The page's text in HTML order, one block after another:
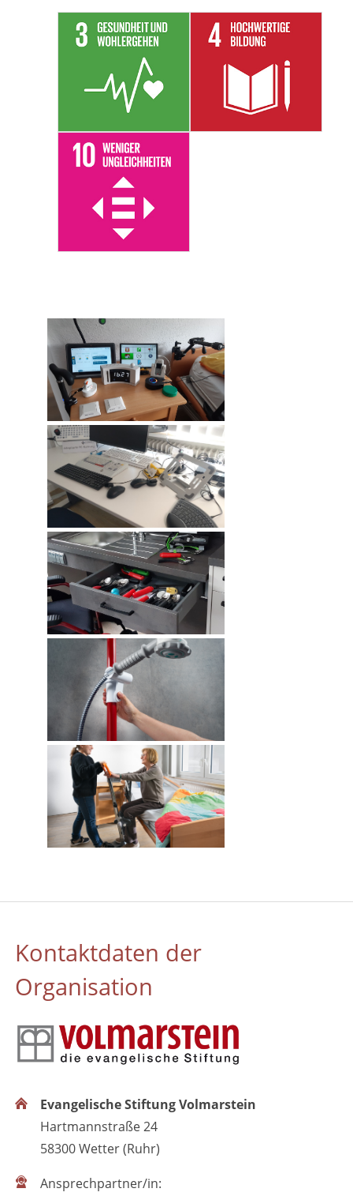
Kontaktdaten der
Organisation
Evangelische Stiftung Volmarstein
Hartmannstraße 24
58300 Wetter (Ruhr)
Ansprechpartner/in: